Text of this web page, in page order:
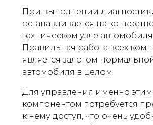
При выполнении
останавливается на
техническом узле
Правильная работа всех
является залогом
автомобиля в целом.
Для управления именно этим
компонентом потребуется
к нему доступ, что очень